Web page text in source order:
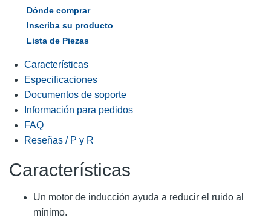
Dónde comprar
Inscriba su producto
Lista de Piezas
Características
Especificaciones
Documentos de soporte
Información para pedidos
FAQ
Reseñas / P y R
Características
Un motor de inducción ayuda a reducir el ruido al
mínimo.